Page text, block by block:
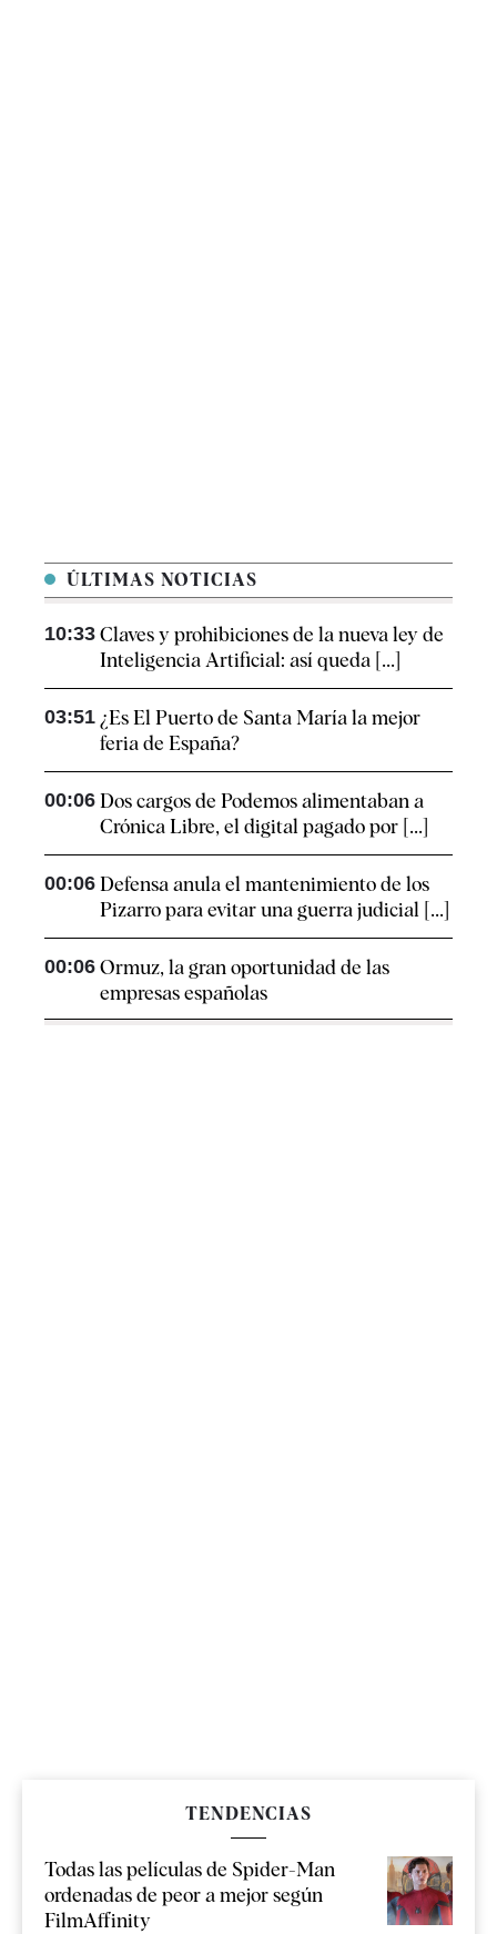
ÚLTIMAS NOTICIAS
10:33 Claves y prohibiciones de la nueva ley de
Inteligencia Artificial: así queda [...]
03:51 ¿Es El Puerto de Santa María la mejor
feria de España?
00:06 Dos cargos de Podemos alimentaban a
Crónica Libre, el digital pagado por [...]
00:06 Defensa anula el mantenimiento de los
Pizarro para evitar una guerra judicial [...]
00:06 Ormuz, la gran oportunidad de las
empresas españolas
TENDENCIAS
Todas las películas de Spider-Man
ordenadas de peor a mejor según
FilmAffinity